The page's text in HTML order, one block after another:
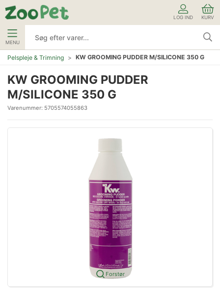
LOG IND KURV
MENU
Pelspleje & Trimning KW GROOMING PUDDER M/SILICONE 350 G
KW GROOMING PUDDER
M/SILICONE 350 G
Varenummer: 5705574055863
Forstør